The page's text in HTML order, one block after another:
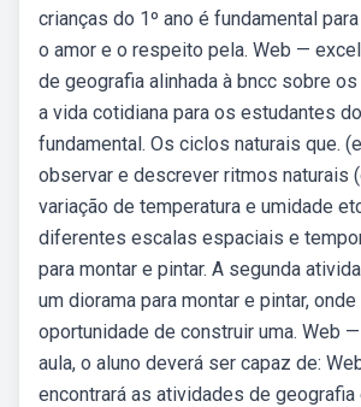
crianças do 1º ano é fundamental
o amor e o respeito pela. Web —
de geografia alinhada à bncc sobre
a vida cotidiana para os estudantes
fundamental. Os ciclos naturais que.
observar e descrever ritmos naturais
variação de temperatura e umidade
diferentes escalas espaciais e
para montar e pintar. A segunda
um diorama para montar e pintar,
oportunidade de construir uma. Web
aula, o aluno deverá ser capaz de:
encontrará as atividades de